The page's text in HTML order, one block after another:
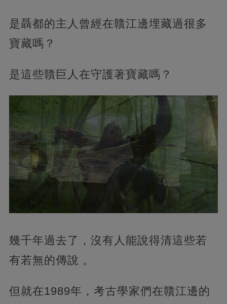
是聶都的主人曾經在贛江邊埋藏過很多
寶藏嗎？
是這些贛巨人在守護著寶藏嗎？
幾千年過去了，沒有人能說得清這些若
有若無的傳說 。
但就在1989年，考古學家們在贛江邊的